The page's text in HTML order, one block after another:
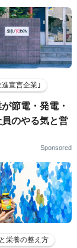
宣言企業｣
節電・発電・
のやる気と営
Sponsored
栄養の整え方